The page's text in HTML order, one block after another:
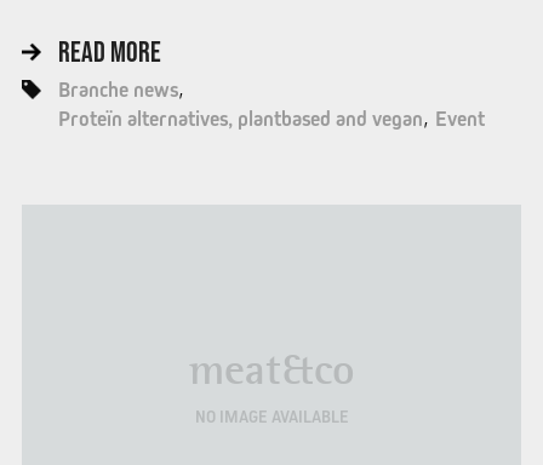
READ MORE
Branche news
Proteïn alternatives, plantbased and vegan Event
meat&co
NO IMAGE AVAILABLE